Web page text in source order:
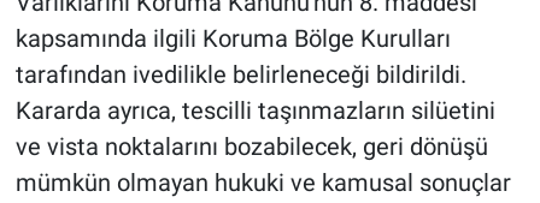
kapsamında ilgili Koruma Bölge Kurulları
tarafından ivedilikle belirleneceği bildirildi.
Kararda ayrıca, tescilli taşınmazların silüetini
ve vista noktalarını bozabilecek, geri dönüşü
mümkün olmayan hukuki ve kamusal sonuçlar